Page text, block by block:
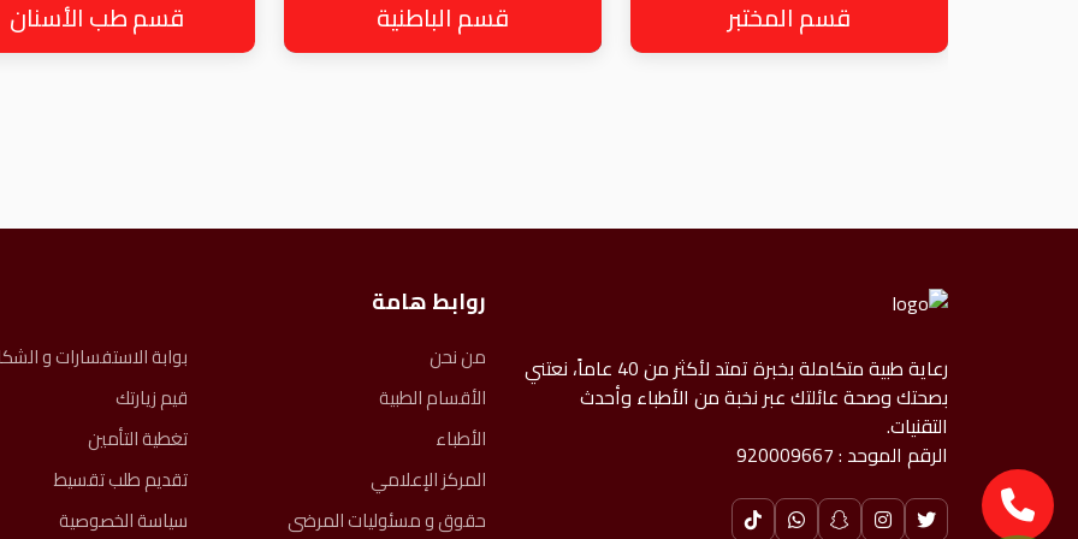
قسم المختبر قسم الباطنية قسم طب الأسنان
رعاية طبية متكاملة بخبرة تمتد لأكثر من 40 عاماً، نعتني
بصحتك وصحة عائلتك عبر نخبة من الأطباء وأحدث
التقنيات.
الرقم الموحد : 920009667
روابط هامة
من نحن
الأقسام الطبية
الأطباء
المركز الإعلامي
حقوق و مسئوليات المرضى​
بوابة الاستفسارات و
قيم زيارتك
تغطية التأمين
تقديم طلب تقسيط
سياسة الخصوصية